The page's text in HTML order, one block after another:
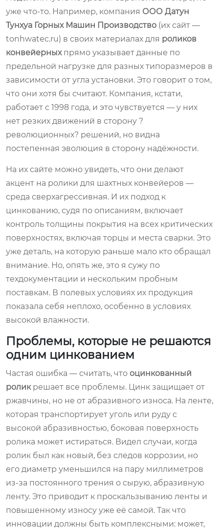
уже что-то. Например, компания ООО Датун
Тунхуа Горных Машин Производство (их сайт —
tonhwatec.ru) в своих материалах для роликов
конвейерныхпрямо указывает данные по
предельной нагрузке для разных типоразмеров в
зависимости от угла установки. Это говорит о том,
что они хотя бы считают. Компания, кстати,
работает с 1998 года, и это чувствуется — у них
нет резких движений в сторону ?
революционных? решений, но видна
постепенная эволюция в сторону надёжности.
На их сайте можно увидеть, что они делают
акцент на ролики для шахтных конвейеров —
среда сверхагрессивная. И их подход к
цинкованию, судя по описаниям, включает
контроль толщины покрытия на всех критических
поверхностях, включая торцы и места сварки. Это
уже деталь, на которую раньше мало кто обращал
внимание. Но, опять же, это я сужу по
техдокументации и нескольким пробным
поставкам. В полевых условиях их продукция
показала себя неплохо, особенно в условиях
высокой влажности.
Проблемы, которые не решаются
одним цинкованием
Частая ошибка — считать, что оцинкованный
роликрешает все проблемы. Цинк защищает от
ржавчины, но не от абразивного износа. На ленте,
которая транспортирует уголь или руду с
высокой абразивностью, боковая поверхность
ролика может истираться. Видел случаи, когда
ролик был как новый, без следов коррозии, но
его диаметр уменьшился на пару миллиметров
из-за постоянного трения о сырую, абразивную
ленту. Это приводит к проскальзыванию ленты и
повышенному износу уже её самой. Так что
инновации должны быть комплексными: может,